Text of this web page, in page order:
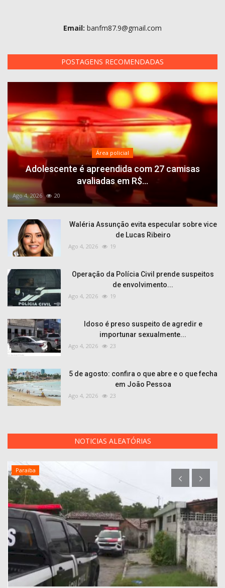
Email: banfm87.9@gmail.com
POSTAGENS RECOMENDADAS
Área policial
Adolescente é apreendida com 27 camisas
avaliadas em R$...
Ago 4, 2026 20
Waléria Assunção evita especular sobre vice
de Lucas Ribeiro
Ago 4, 2026 19
Operação da Polícia Civil prende suspeitos
de envolvimento...
Ago 4, 2026 19
Idoso é preso suspeito de agredir e
importunar sexualmente...
Ago 4, 2026 23
5 de agosto: confira o que abre e o que fecha
em João Pessoa
Ago 4, 2026 23
NOTICIAS ALEATÓRIAS
Paraiba